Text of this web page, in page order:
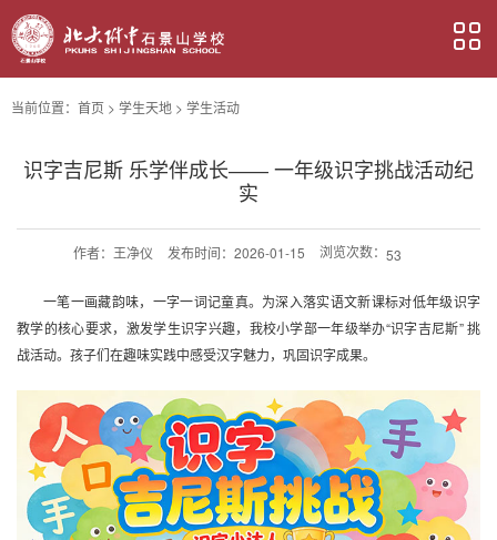
当前位置： 首页 > 学生天地 > 学生活动
识字吉尼斯 乐学伴成长—— 一年级识字挑战活动纪
实
作者： 王净仪 发布时间：2026-01-15 浏览次数： 53
一笔一画藏韵味，一字一词记童真。为深入落实语文新课标对低年级识字
教学的核心要求，激发学生识字兴趣，我校小学部一年级举办“识字吉尼斯” 挑
战活动。孩子们在趣味实践中感受汉字魅力，巩固识字成果。